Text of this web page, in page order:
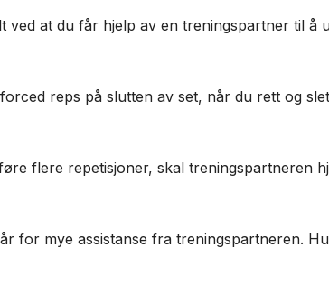
ved at du får hjelp av en treningspartner til å
reps på slutten av set, når du rett og
flere repetisjoner, skal treningspartneren
for mye assistanse fra treningspartneren.